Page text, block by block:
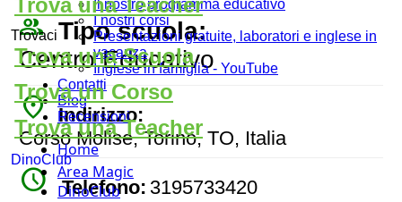
Il nostro programma educativo
I nostri corsi
Presentazioni gratuite, laboratori e inglese in
vacanza
Inglese in famiglia - YouTube
Contatti
Blog
Recensioni
Home
Area Magic
DinoClub
Trova una Teacher
Trovaci
Trova una Scuola
Trova un Corso
Trova una Teacher
DinoClub
people_outline Tipo scuola:
Centro Educativo
place Indirizzo:
Corso Molise, Torino, TO, Italia
watch_later Telefono: 3195733420